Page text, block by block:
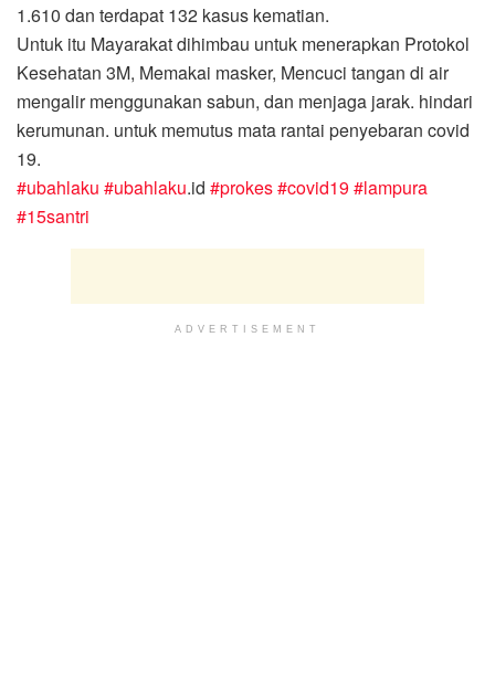
1.610 dan terdapat 132 kasus kematian.
Untuk itu Mayarakat dihimbau untuk menerapkan Protokol
Kesehatan 3M, Memakai masker, Mencuci tangan di air
mengalir menggunakan sabun, dan menjaga jarak. hindari
kerumunan. untuk memutus mata rantai penyebaran covid
19.
#ubahlaku #ubahlaku.id #prokes#covid19#lampura
#15santri
ADVERTISEMENT